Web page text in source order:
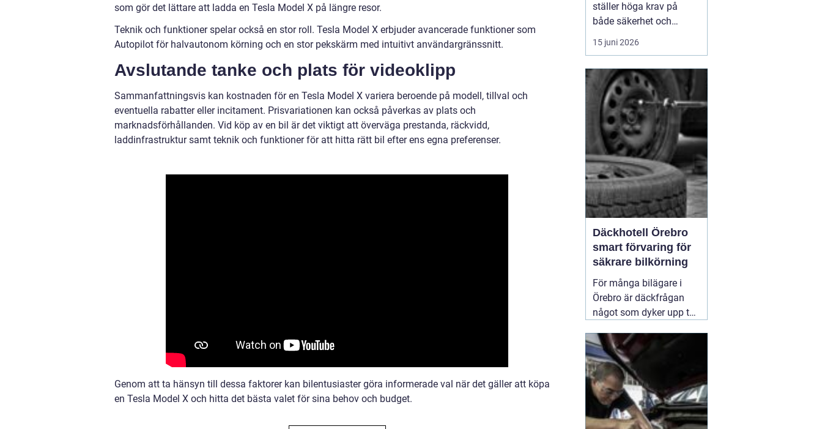
som gör det lättare att ladda en Tesla Model X på längre resor.
Teknik och funktioner spelar också en stor roll. Tesla Model X erbjuder avancerade funktioner som
Autopilot för halvautonom körning och en stor pekskärm med intuitivt användargränssnitt.
Avslutande tanke och plats för videoklipp
Sammanfattningsvis kan kostnaden för en Tesla Model X variera beroende på modell, tillval och
eventuella rabatter eller incitament. Prisvariationen kan också påverkas av plats och
marknadsförhållanden. Vid köp av en bil är det viktigt att överväga prestanda, räckvidd,
laddinfrastruktur samt teknik och funktioner för att hitta rätt bil efter ens egna preferenser.
Genom att ta hänsyn till dessa faktorer kan bilentusiaster göra informerade val när det gäller att köpa
en Tesla Model X och hitta det bästa valet för sina behov och budget.
ställer höga krav på
både säkerhet och
komfort. Vägarna växlar
mellan motorväg,
smågator med gupp och
trottoarkanter. För att
bilen ska hålla över tid
och vara säker för både
förare och passagerare
behövs regelbu...
15 juni 2026
Däckhotell Örebro
smart förvaring för
säkrare bilkörning
För många bilägare i
Örebro är däckfrågan
något som dyker upp två
känns som ett
nödvändigt ont. Tunga
lyft, smutsiga hjul och
jakt på förvaringsplats i
förråd eller garage gör
att däckbytet gärna